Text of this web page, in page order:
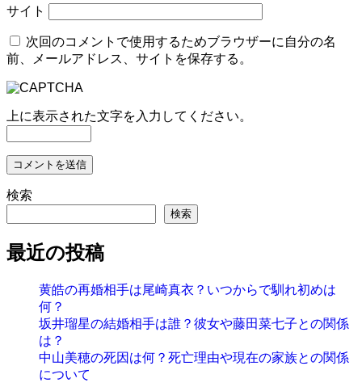
サイト
次回のコメントで使用するためブラウザーに自分の名
前、メールアドレス、サイトを保存する。
上に表示された文字を入力してください。
検索
検索
最近の投稿
黄皓の再婚相手は尾崎真衣？いつからで馴れ初めは
何？
坂井瑠星の結婚相手は誰？彼女や藤田菜七子との関係
は？
中山美穂の死因は何？死亡理由や現在の家族との関係
について